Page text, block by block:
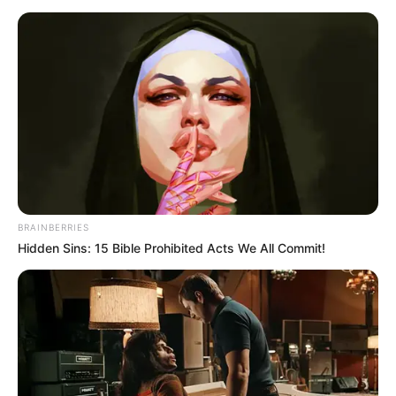
CORTES DE LUZ
LOCALIDAD DE ENGATIVÁ
REGIOTRAM DE OCCIDENTE
LOCALIDAD DE SUBA
BRAINBERRIES
Hidden Sins: 15 Bible Prohibited Acts We All Commit!